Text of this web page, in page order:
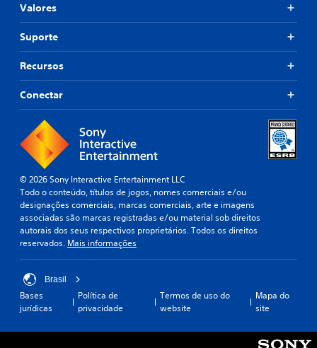
Valores
Suporte
Recursos
Conectar
© 2026 Sony Interactive Entertainment LLC
Todo o conteúdo, títulos de jogos, nomes comerciais e/ou
designações comerciais, marcas comerciais, arte e imagens
associadas são marcas registradas e/ou material sob direitos
autorais dos seus respectivos proprietários. Todos os direitos
reservados. Mais informações
Brasil
Bases
jurídicas
Política de
privacidade
Termos de uso do
website
Mapa do
site